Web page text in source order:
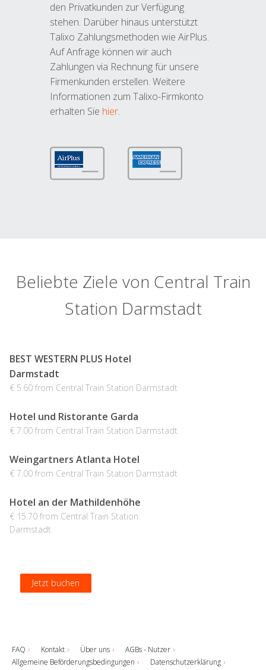
den Privatkunden zur Verfügung
stehen. Darüber hinaus unterstützt
Talixo Zahlungsmethoden wie AirPlus.
Auf Anfrage können wir auch
Zahlungen via Rechnung für unsere
Firmenkunden erstellen. Weitere
Informationen zum Talixo-Firmkonto
erhalten Sie hier.
Beliebte Ziele von Central Train
Station Darmstadt
BEST WESTERN PLUS Hotel
Darmstadt
€ 5.60 from Central Train Station Darmstadt
Jetzt buchen
Hotel und Ristorante Garda
€ 7.00 from Central Train Station Darmstadt
Jetzt buchen
Weingartners Atlanta Hotel
€ 7.00 from Central Train Station Darmstadt
Jetzt buchen
Hotel an der Mathildenhöhe
€ 15.70 from Central Train Station
Darmstadt
Jetzt buchen
FAQ Kontakt Über uns
AGBs - Nutzer
Allgemeine Beförderungsbedingungen
Datenschutzerklärung